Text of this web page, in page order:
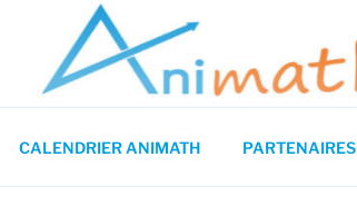
CALENDRIER ANIMATH PARTENAIRES